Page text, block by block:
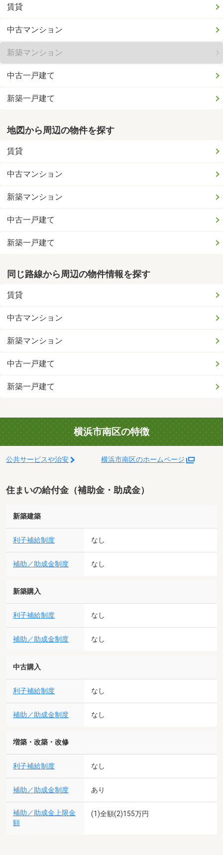
賃貸
中古マンション
新築マンション
中古一戸建て
新築一戸建て
地図から周辺の物件を探す
賃貸
中古マンション
新築マンション
中古一戸建て
新築一戸建て
同じ路線から周辺の物件情報を探す
賃貸
中古マンション
新築マンション
中古一戸建て
新築一戸建て
横浜市南区の特徴
公共サービスや治安 横浜市南区のホームページ
住まいの給付金（補助金・助成金）
新築建築
利子補給制度 なし
補助／助成金制度 なし
新築購入
利子補給制度 なし
補助／助成金制度 なし
中古購入
利子補給制度 なし
補助／助成金制度 なし
増築・改築・改修
利子補給制度 なし
補助／助成金制度 あり
補助／助成金上限金
額
(1)全額(2)155万円